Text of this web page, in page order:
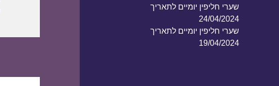
שערי חליפין יומיים לתאריך
24/04/2024
שערי חליפין יומיים לתאריך
19/04/2024